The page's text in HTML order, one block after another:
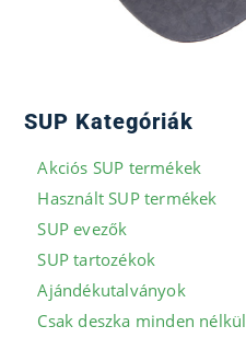
SUP Kategóriák
Akciós SUP termékek
Használt SUP termékek
SUP evezők
SUP tartozékok
Ajándékutalványok
Csak deszka minden nélkül